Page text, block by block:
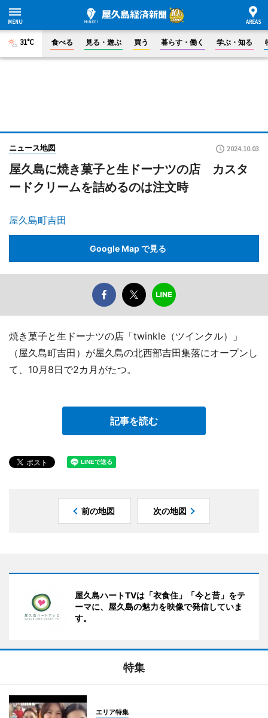
31°C 食べる 見る・遊ぶ 買う 暮らす・働く 学ぶ・知る
ニュース地図 2024.10.03
屋久島に焼き菓子と生ドーナツの店 カスタ
ードクリームを詰めるのは注文時
屋久島町吉田
Google Map で見る
焼き菓子と生ドーナツの店「twinkle（ツインクル）」
（屋久島町吉田）が屋久島の北西部吉田集落にオープンし
て、10月8日で2カ月がたつ。
記事を読む
前の地図 次の地図
屋久島ハートTVは「衣食住」「今と昔」をテ
ーマに、屋久島の魅力を映像で発信していま
す。
特集
エリア特集